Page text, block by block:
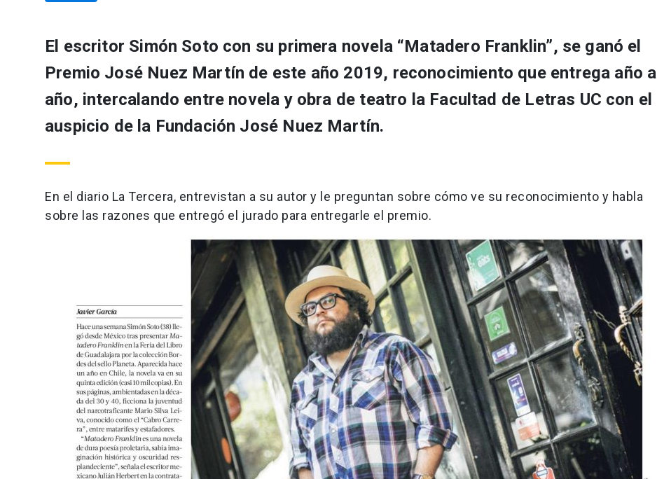
El escritor Simón Soto con su primera novela “Matadero Franklin”, se ganó el
Premio José Nuez Martín de este año 2019, reconocimiento que entrega año a
año, intercalando entre novela y obra de teatro la Facultad de Letras UC con el
auspicio de la Fundación José Nuez Martín.
En el diario La Tercera, entrevistan a su autor y le preguntan sobre cómo ve su reconocimiento y habla
sobre las razones que entregó el jurado para entregarle el premio.